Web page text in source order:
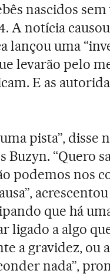
nascidos
A notícia
lançou uma
levarão pelo
E as
pista”, disse
Buzyn. “Quero
podemos nos
que há
ligado a algo
a gravidez, ou
nada”,